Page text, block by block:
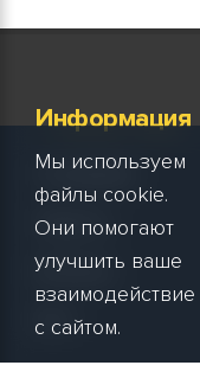
Мы используем
файлы cookie.
Они помогают
улучшить ваше
взаимодействие
с сайтом.
Информация
О компании
Новости
Контакты
Блог
Покупателям